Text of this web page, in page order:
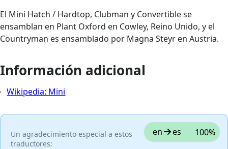
El Mini Hatch / Hardtop, Clubman y Convertible se
ensamblan en Plant Oxford en Cowley, Reino Unido, y el
Countryman es ensamblado por Magna Steyr en Austria.
Información adicional
Wikipedia: Mini
Un agradecimiento especial a estos
traductores:
en es 100%